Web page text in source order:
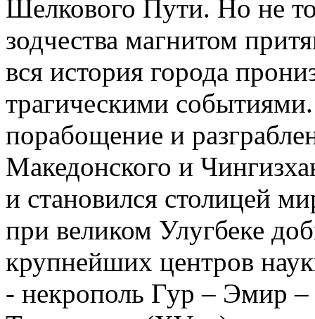
Шелкового Пути. Но не
зодчества магнитом
вся история города
трагическими
порабощение и
Македонского и
и становился столицей
при великом Улугбеке
крупнейших центров
- некрополь Гур – Эмир –